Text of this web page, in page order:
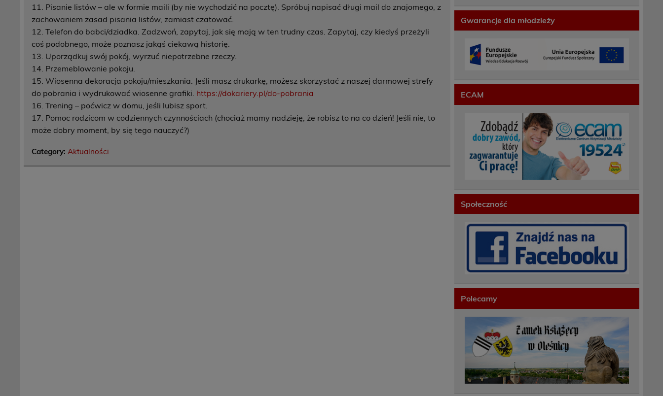
11. Pisanie listów – ale w formie maili (by nie wychodzić na pocztę). Spróbuj napisać długi mail do znajomego, z
zachowaniem zasad pisania listów, zamiast czatować.
12. Telefon do babci/dziadka. Zadzwoń, zapytaj, jak się mają w ten trudny czas. Zapytaj, czy kiedyś przeżyli
coś podobnego, może poznasz jakąś ciekawą historię.
13. Uporządkuj swój pokój, wyrzuć niepotrzebne rzeczy.
14. Przemeblowanie pokoju.
15. Wiosenna dekoracja pokoju/mieszkania. Jeśli masz drukarkę, możesz skorzystać z naszej darmowej strefy
do pobrania i wydrukować wiosenne grafiki. https://dokariery.pl/do-pobrania
16. Trening – poćwicz w domu, jeśli lubisz sport.
17. Pomoc rodzicom w codziennych czynnościach (chociaż mamy nadzieję, że robisz to na co dzień! Jeśli nie, to
może dobry moment, by się tego nauczyć?)
Category: Aktualności
Gwarancje dla młodzieży
ECAM
Społeczność
Polecamy